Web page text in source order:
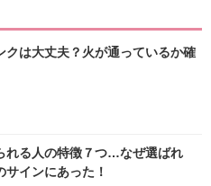
クは大丈夫？火が通っているか確
れる人の特徴７つ…なぜ選ばれ
インにあった！